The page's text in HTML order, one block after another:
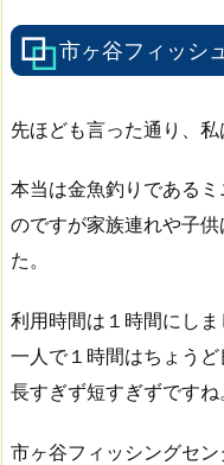
市ヶ谷フィッシ
先ほども言った通り、私
本当は金魚釣りである
のですが家族連れや子
た。
利用時間は１時間にしま
一人で１時間はちょうど
長すぎず短すぎずですね
市ヶ谷フィッシングセ